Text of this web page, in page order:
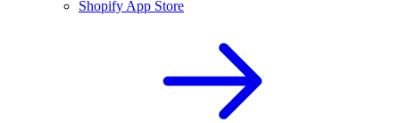
Shopify App Store